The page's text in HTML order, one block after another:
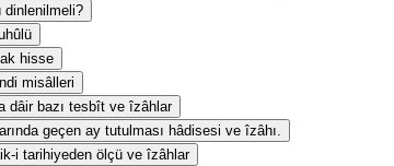
dinlenilmeli?
hisse
misâlleri
dâir bazı tesbît ve îzâhlar
geçen ay tutulması hâdisesi ve îzâhı.
i tarihiyeden ölçü ve îzâhlar